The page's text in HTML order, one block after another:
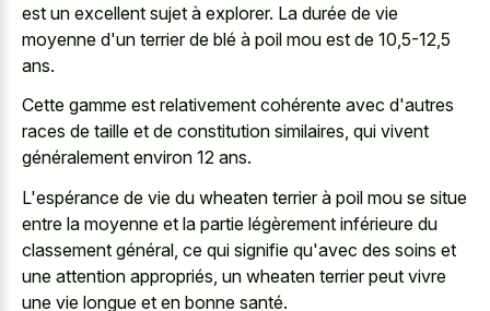
est un excellent sujet à explorer. La durée de vie
moyenne d'un terrier de blé à poil mou est de 10,5-12,5
ans.
Cette gamme est relativement cohérente avec d'autres
races de taille et de constitution similaires, qui vivent
généralement environ 12 ans.
L'espérance de vie du wheaten terrier à poil mou se situe
entre la moyenne et la partie légèrement inférieure du
classement général, ce qui signifie qu'avec des soins et
une attention appropriés, un wheaten terrier peut vivre
une vie longue et en bonne santé.